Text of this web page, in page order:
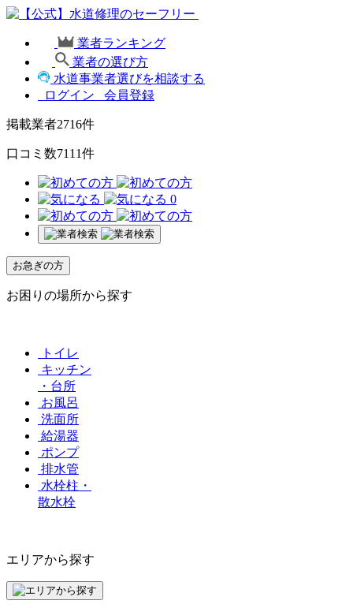
業者ランキング
業者の選び方
水道事業者選びを相談する
ログイン
会員登録
掲載業者2716件
口コミ数7111件
0
お急ぎの方
お困りの場所から探す
トイレ
キッチン
・台所
お風呂
洗面所
給湯器
ポンプ
排水管
水栓柱・
散水栓
エリアから探す